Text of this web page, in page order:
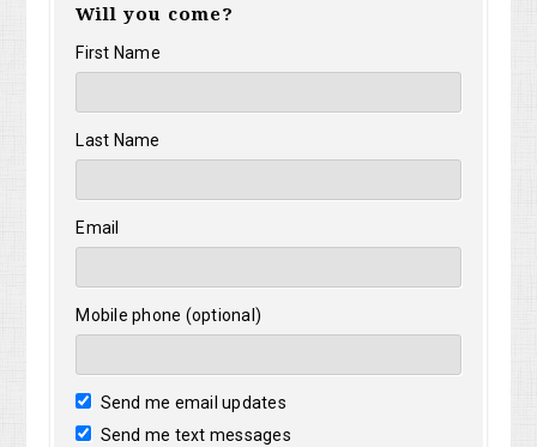
Will you come?
First Name
Last Name
Email
Mobile phone (optional)
Send me email updates
Send me text messages